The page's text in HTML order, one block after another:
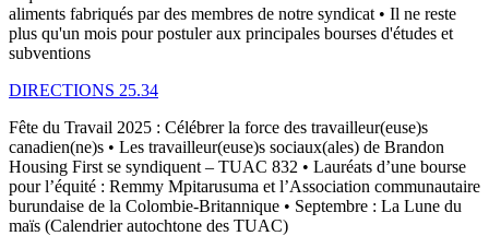
aliments fabriqués par des membres de notre syndicat • Il ne reste
plus qu'un mois pour postuler aux principales bourses d'études et
subventions
DIRECTIONS 25.34
Fête du Travail 2025 : Célébrer la force des travailleur(euse)s
canadien(ne)s • Les travailleur(euse)s sociaux(ales) de Brandon
Housing First se syndiquent – TUAC 832 • Lauréats d’une bourse
pour l’équité : Remmy Mpitarusuma et l’Association communautaire
burundaise de la Colombie-Britannique • Septembre : La Lune du
maïs (Calendrier autochtone des TUAC)